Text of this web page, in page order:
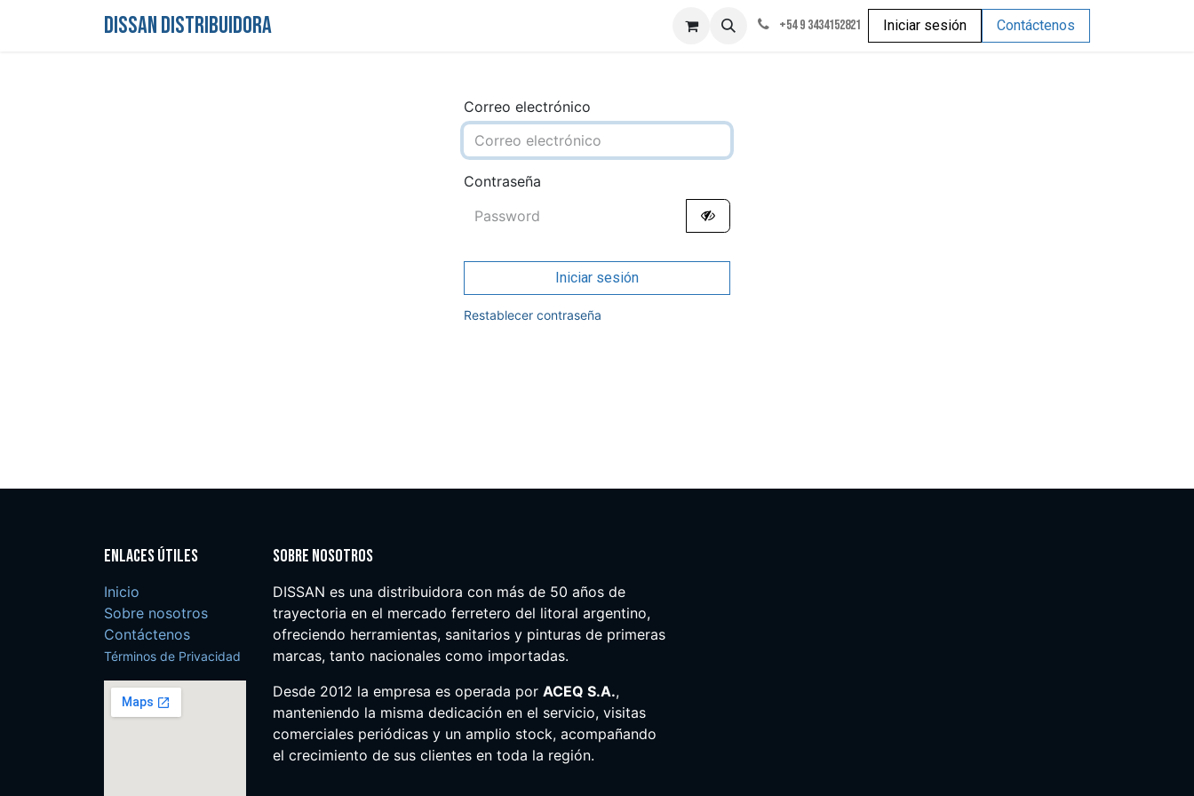
DISSAN DISTRIBUIDORA +54 9 3434152821 Iniciar sesión Contáctenos
Correo electrónico
Contraseña
Iniciar sesión
Restablecer contraseña
Enlaces útiles
Inicio
Sobre nosotros
Contáctenos
Términos de Privacidad
Sobre nosotros
DISSAN es una distribuidora con más de 50 años de
trayectoria en el mercado ferretero del litoral argentino,
ofreciendo herramientas, sanitarios y pinturas de primeras
marcas, tanto nacionales como importadas.
Desde 2012 la empresa es operada por ACEQ S.A.,
manteniendo la misma dedicación en el servicio, visitas
comerciales periódicas y un amplio stock, acompañando
el crecimiento de sus clientes en toda la región.